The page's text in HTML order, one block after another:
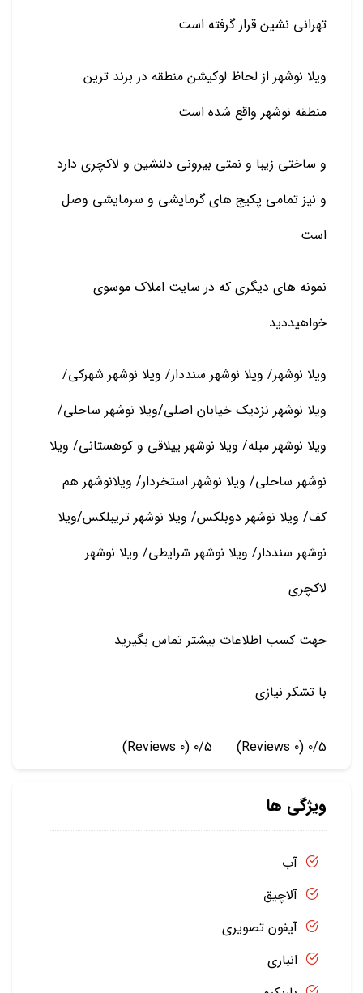
تهرانی نشین قرار گرفته است
ویلا نوشهر از لحاظ لوکیشن منطقه در برند ترین
منطقه نوشهر واقع شده است
و ساختی زیبا و نمتی بیرونی دلنشین و لاکچری دارد
و نیز تمامی پکیج های گرمایشی و سرمایشی وصل
است
نمونه های دیگری که در سایت املاک موسوی
خواهیددید
ویلا نوشهر/ ویلا نوشهر سنددار/ ویلا نوشهر شهرکی/
ویلا نوشهر نزدیک خیابان اصلی/ویلا نوشهر ساحلی/
ویلا نوشهر مبله/ ویلا نوشهر ییلاقی و کوهستانی/ ویلا
نوشهر ساحلی/ ویلا نوشهر استخردار/ ویلانوشهر هم
کف/ ویلا نوشهر دوبلکس/ ویلا نوشهر تریبلکس/ویلا
نوشهر سنددار/ ویلا نوشهر شرایطی/ ویلا نوشهر
لاکچری
جهت کسب اطلاعات بیشتر تماس بگیرید
با تشکر نیازی
0/5
(0 Reviews)
0/5
(0 Reviews)
ویژگی ها
آب
آلاچیق
آیفون تصویری
انباری